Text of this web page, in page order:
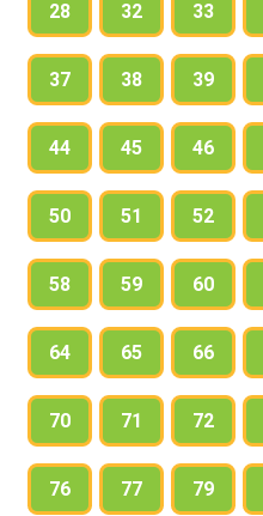
28 32 33
37 38 39
44 45 46
50 51 52
58 59 60
64 65 66
70 71 72
76 77 79